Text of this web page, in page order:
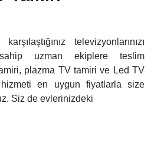
televizyonlarınızı
uzman ekiplere teslim
plazma TV tamiri ve Led TV
en uygun fiyatlarla size
Siz de evlerinizdeki